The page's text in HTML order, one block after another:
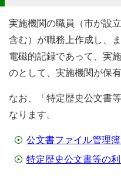
実施機関の職員（市が設
含む）が職務上作成し、
電磁的記録であって、実
のとして、実施機関が保
なお、「特定歴史公文書
なります。
公文書ファイル管理
特定歴史公文書等の